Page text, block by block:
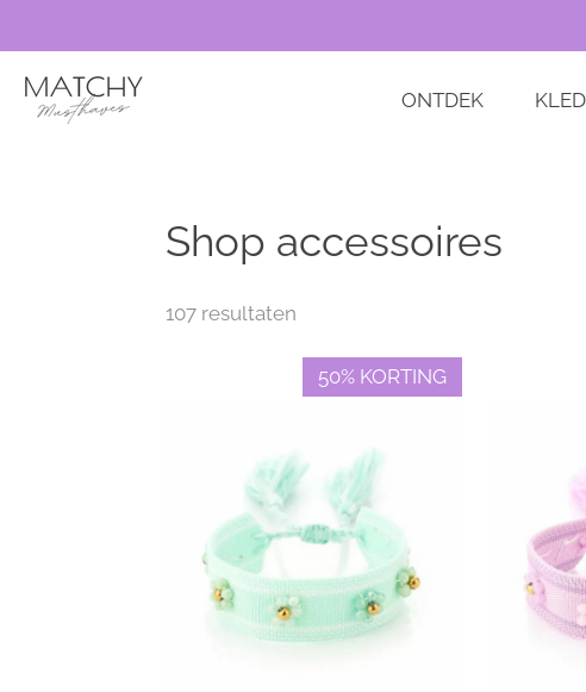
direct
naar
ONTDEK
Shop accessoires
107 resultaten
50% KORTING